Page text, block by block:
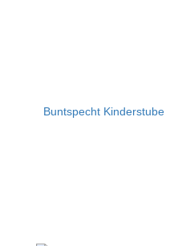
Buntspecht Kinderstube